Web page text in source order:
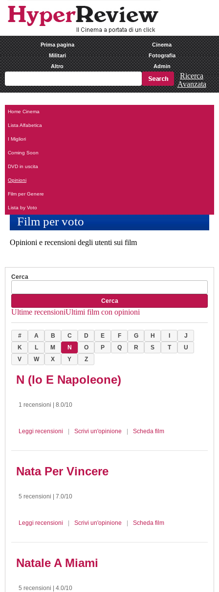
Prima pagina
Cinema
Militari
Fotografia
Altro
Admin
Ricerca
Avanzata
Home Cinema
Lista Alfabetica
I Migliori
Coming Soon
DVD in uscita
Opinioni
Film per Genere
Lista by Voto
Film per voto
Opinioni e recensioni degli utenti sui film
Cerca
Cerca
Ultime recensioniUltimi film con opinioni
# A B C D E F G H
J
K
L M N O P Q R S T
U
V
W X Y Z
N (Io E Napoleone)
1 recensioni | 8.0/10
Leggi recensioni Scrivi un'opinione Scheda film
Nata Per Vincere
5 recensioni | 7.0/10
Leggi recensioni Scrivi un'opinione Scheda film
Natale A Miami
5 recensioni | 4.0/10